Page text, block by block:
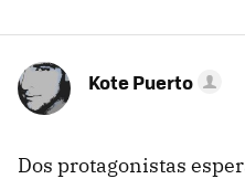
Kote Puerto
Dos protagonistas